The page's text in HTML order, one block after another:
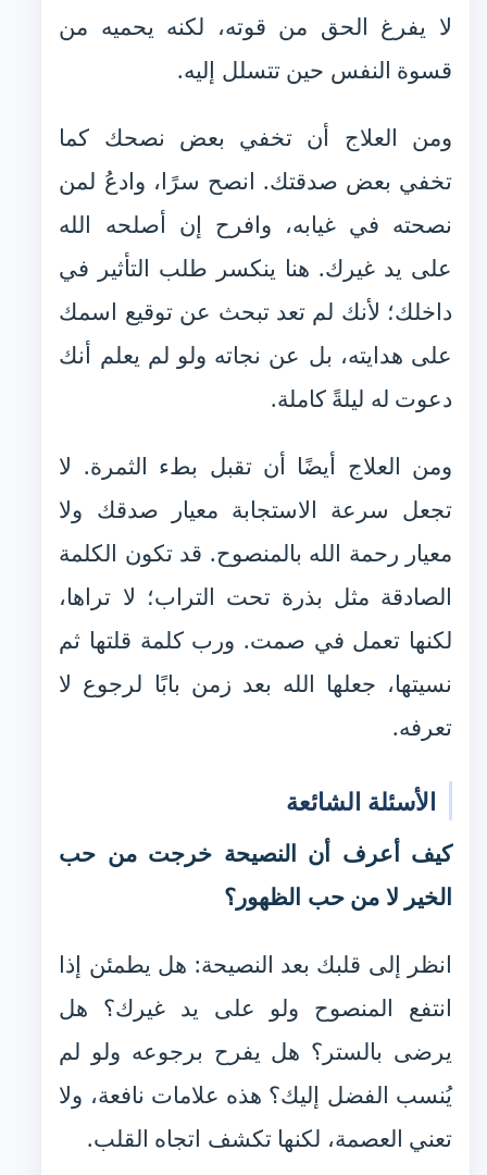
لا يفرغ الحق من قوته، لكنه يحميه من
قسوة النفس حين تتسلل إليه.
ومن العلاج أن تخفي بعض نصحك كما
تخفي بعض صدقتك. انصح سرًا، وادعُ لمن
نصحته في غيابه، وافرح إن أصلحه الله
على يد غيرك. هنا ينكسر طلب التأثير في
داخلك؛ لأنك لم تعد تبحث عن توقيع اسمك
على هدايته، بل عن نجاته ولو لم يعلم أنك
دعوت له ليلةً كاملة.
ومن العلاج أيضًا أن تقبل بطء الثمرة. لا
تجعل سرعة الاستجابة معيار صدقك ولا
معيار رحمة الله بالمنصوح. قد تكون الكلمة
الصادقة مثل بذرة تحت التراب؛ لا تراها،
لكنها تعمل في صمت. ورب كلمة قلتها ثم
نسيتها، جعلها الله بعد زمن بابًا لرجوع لا
تعرفه.
الأسئلة الشائعة
كيف أعرف أن النصيحة خرجت من حب
الخير لا من حب الظهور؟
انظر إلى قلبك بعد النصيحة: هل يطمئن إذا
انتفع المنصوح ولو على يد غيرك؟ هل
يرضى بالستر؟ هل يفرح برجوعه ولو لم
يُنسب الفضل إليك؟ هذه علامات نافعة، ولا
تعني العصمة، لكنها تكشف اتجاه القلب.